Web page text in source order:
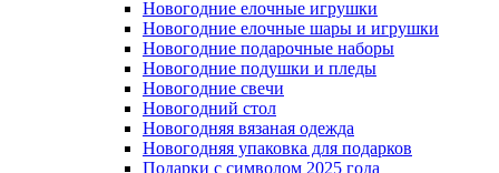
Новогодние елочные игрушки
Новогодние елочные шары и игрушки
Новогодние подарочные наборы
Новогодние подушки и пледы
Новогодние свечи
Новогодний стол
Новогодняя вязаная одежда
Новогодняя упаковка для подарков
Подарки с символом 2025 года